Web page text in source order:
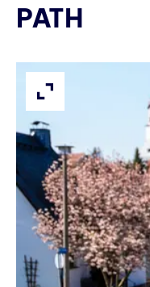
PATH
Bild vergrößern